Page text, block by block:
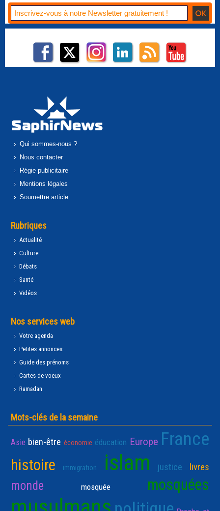
Qui sommes-nous ?
Nous contacter
Régie publicitaire
Mentions légales
Soumettre article
Rubriques
Actualité
Culture
Débats
Santé
Vidéos
Nos services web
Votre agenda
Petites annonces
Guide des prénoms
Cartes de voeux
Ramadan
Mots-clés de la semaine
Asie bien-être économie éducation Europe France
histoire immigration islam justice livres
monde mosquée mosquées